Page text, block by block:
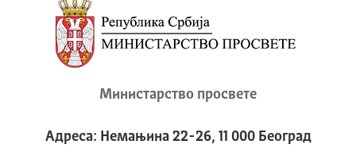
Министарство просвете
Адреса: Немањина 22-26, 11 000 Београд